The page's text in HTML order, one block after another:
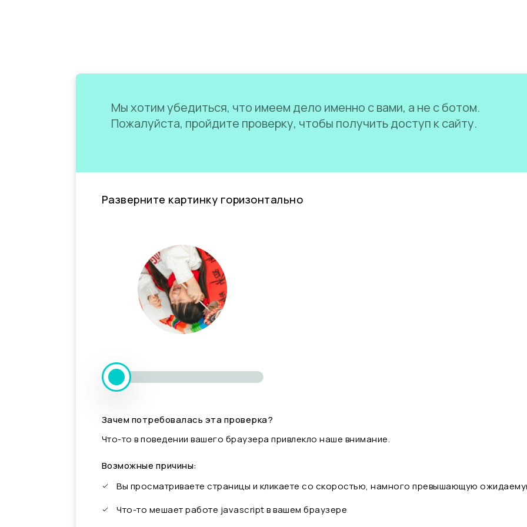
Мы хотим убедиться, что имеем дело именно с вами, а не с ботом.
Пожалуйста, пройдите проверку, чтобы получить доступ к сайту.
Разверните картинку горизонтально
Зачем потребовалась эта проверка?
Что-то в поведении вашего браузера привлекло наше внимание.
Возможные причины:
Вы просматриваете страницы и кликаете со скоростью, намного превышающую
Что-то мешает работе javascript в вашем браузере